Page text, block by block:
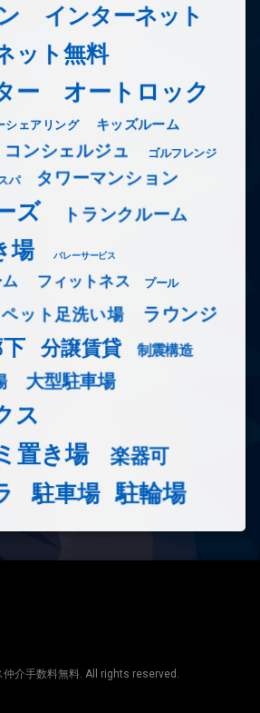
インターネット
ット無料
ー オートロック
シェアリング キッズルーム
コンシェルジュ ゴルフレンジ
パ タワーマンション
ズ トランクルーム
場 バレーサービス
フィットネス プール
ペット足洗い場 ラウンジ
分譲賃貸 制震構造
大型駐車場
ス
置き場
楽器可
駐車場 駐輪場
介手数料無料. All rights reserved.